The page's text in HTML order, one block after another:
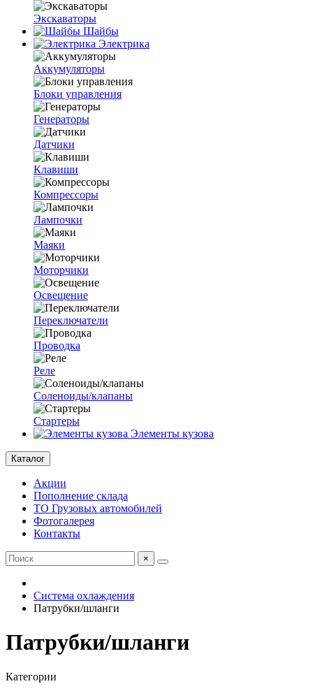
Экскаваторы
Шайбы
Электрика
Аккумуляторы
Блоки управления
Генераторы
Датчики
Клавиши
Компрессоры
Лампочки
Маяки
Моторчики
Освещение
Переключатели
Проводка
Реле
Соленоиды/клапаны
Стартеры
Элементы кузова
Каталог
Акции
Пополнение склада
ТО Грузовых автомобилей
Фотогалерея
Контакты
×
Система охлаждения
Патрубки/шланги
Патрубки/шланги
Категории